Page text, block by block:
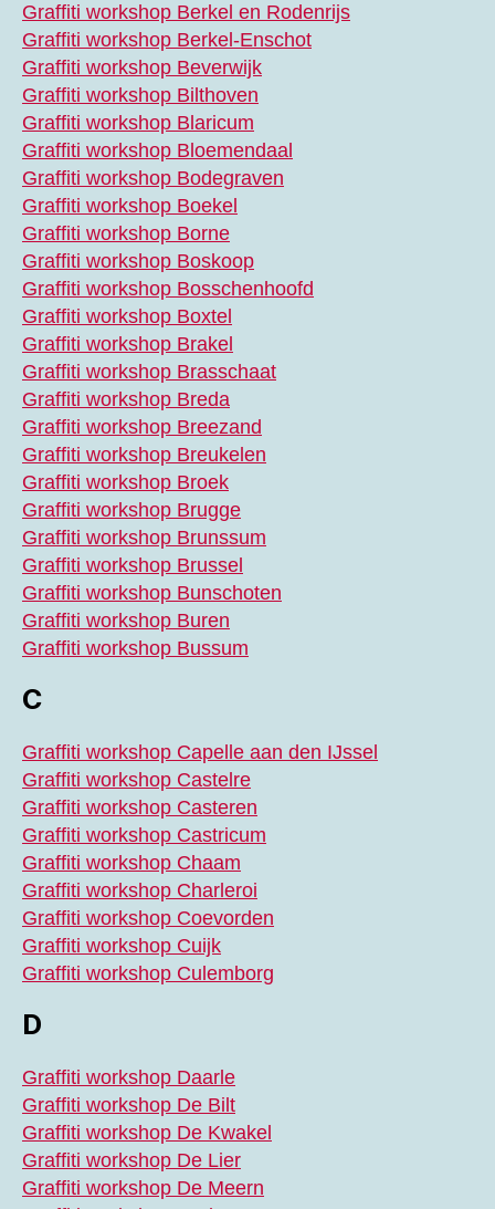
Graffiti workshop Berkel en Rodenrijs
Graffiti workshop Berkel-Enschot
Graffiti workshop Beverwijk
Graffiti workshop Bilthoven
Graffiti workshop Blaricum
Graffiti workshop Bloemendaal
Graffiti workshop Bodegraven
Graffiti workshop Boekel
Graffiti workshop Borne
Graffiti workshop Boskoop
Graffiti workshop Bosschenhoofd
Graffiti workshop Boxtel
Graffiti workshop Brakel
Graffiti workshop Brasschaat
Graffiti workshop Breda
Graffiti workshop Breezand
Graffiti workshop Breukelen
Graffiti workshop Broek
Graffiti workshop Brugge
Graffiti workshop Brunssum
Graffiti workshop Brussel
Graffiti workshop Bunschoten
Graffiti workshop Buren
Graffiti workshop Bussum
C
Graffiti workshop Capelle aan den IJssel
Graffiti workshop Castelre
Graffiti workshop Casteren
Graffiti workshop Castricum
Graffiti workshop Chaam
Graffiti workshop Charleroi
Graffiti workshop Coevorden
Graffiti workshop Cuijk
Graffiti workshop Culemborg
D
Graffiti workshop Daarle
Graffiti workshop De Bilt
Graffiti workshop De Kwakel
Graffiti workshop De Lier
Graffiti workshop De Meern